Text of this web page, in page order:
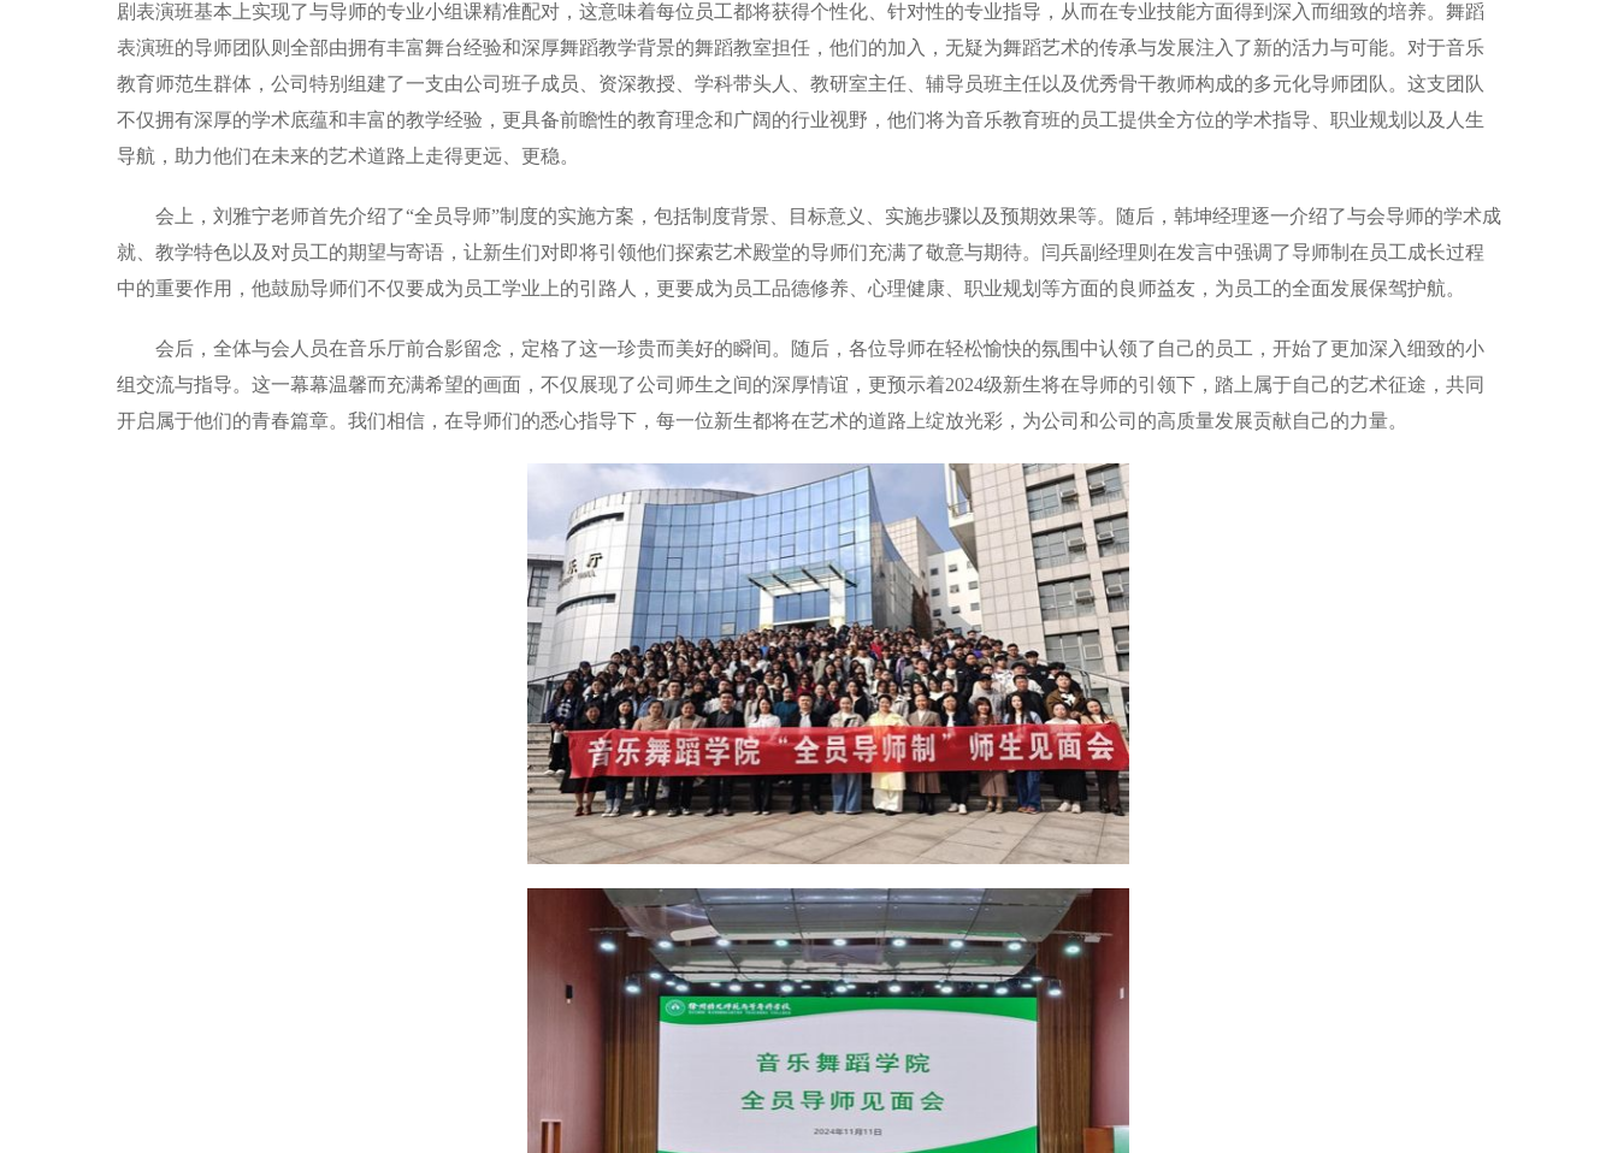
剧表演班基本上实现了与导师的专业小组课精准配对，这意味着每位员工都将获得个性化、针对性的专业指导，从而在专业技能方面得到深入而细致的培养。舞蹈
表演班的导师团队则全部由拥有丰富舞台经验和深厚舞蹈教学背景的舞蹈教室担任，他们的加入，无疑为舞蹈艺术的传承与发展注入了新的活力与可能。对于音乐
教育师范生群体，公司特别组建了一支由公司班子成员、资深教授、学科带头人、教研室主任、辅导员班主任以及优秀骨干教师构成的多元化导师团队。这支团队
不仅拥有深厚的学术底蕴和丰富的教学经验，更具备前瞻性的教育理念和广阔的行业视野，他们将为音乐教育班的员工提供全方位的学术指导、职业规划以及人生
导航，助力他们在未来的艺术道路上走得更远、更稳。
会上，刘雅宁老师首先介绍了“全员导师”制度的实施方案，包括制度背景、目标意义、实施步骤以及预期效果等。随后，韩坤经理逐一介绍了与会导师的学术成
就、教学特色以及对员工的期望与寄语，让新生们对即将引领他们探索艺术殿堂的导师们充满了敬意与期待。闫兵副经理则在发言中强调了导师制在员工成长过程
中的重要作用，他鼓励导师们不仅要成为员工学业上的引路人，更要成为员工品德修养、心理健康、职业规划等方面的良师益友，为员工的全面发展保驾护航。
会后，全体与会人员在音乐厅前合影留念，定格了这一珍贵而美好的瞬间。随后，各位导师在轻松愉快的氛围中认领了自己的员工，开始了更加深入细致的小
组交流与指导。这一幕幕温馨而充满希望的画面，不仅展现了公司师生之间的深厚情谊，更预示着2024级新生将在导师的引领下，踏上属于自己的艺术征途，共同
开启属于他们的青春篇章。我们相信，在导师们的悉心指导下，每一位新生都将在艺术的道路上绽放光彩，为公司和公司的高质量发展贡献自己的力量。